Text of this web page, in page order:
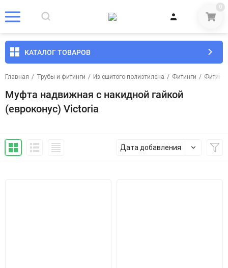
0
КАТАЛОГ ТОВАРОВ
Главная / Трубы и фитинги / Из сшитого полиэтилена / Фитинги /
Муфта надвижная с накидной гайкой
(евроконус) Victoria
Дата добавления